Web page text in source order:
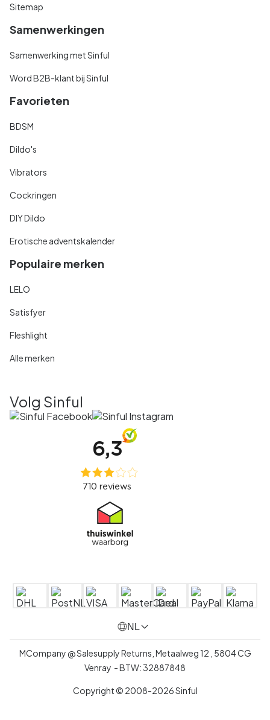
Sitemap
Samenwerkingen
Samenwerking met Sinful
Word B2B-klant bij Sinful
Favorieten
BDSM
Dildo's
Vibrators
Cockringen
DIY Dildo
Erotische adventskalender
Populaire merken
LELO
Satisfyer
Fleshlight
Alle merken
Volg Sinful
NL
MCompany @ Salesupply Returns, Metaalweg 12 5804 CG
Venray - BTW:32887848
Copyright © 2008-2026 Sinful